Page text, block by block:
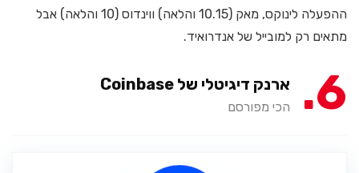
ההפעלה לינוקס, מאק (10.15 והלאה) ווינדוס (10 והלאה) אבל
מתאים רק למובייל של אנדרואיד.
6 ארנק דיגיטלי של Coinbase
הכי מפורסם